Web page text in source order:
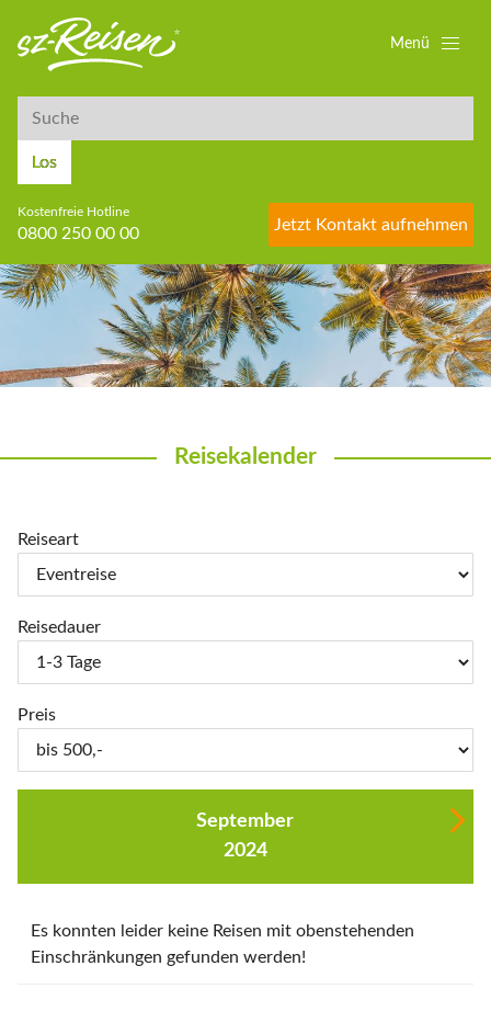
Suche
Los
Kostenfreie Hotline
0800 250 00 00
Jetzt Kontakt aufnehmen
Menü
Reisekalender
Reiseart
Reisedauer
Preis
September
2024
Es konnten leider keine Reisen mit obenstehenden
Einschränkungen gefunden werden!